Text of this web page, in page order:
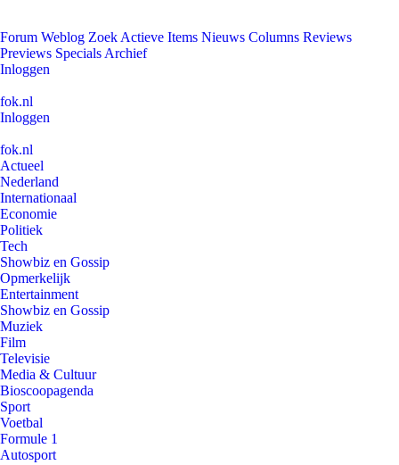
Forum Weblog Zoek Actieve Items Nieuws Columns Reviews
Previews Specials Archief
Inloggen
fok.nl
Inloggen
fok.nl
Actueel
Nederland
Internationaal
Economie
Politiek
Tech
Showbiz en Gossip
Opmerkelijk
Entertainment
Showbiz en Gossip
Muziek
Film
Televisie
Media & Cultuur
Bioscoopagenda
Sport
Voetbal
Formule 1
Autosport